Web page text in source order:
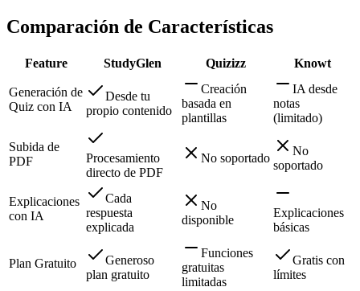
Comparación de Características
Feature StudyGlen Quizizz Knowt
Generación de
Quiz con IA
Desde tu
propio contenido
Creación
basada en
plantillas
IA desde
notas
(limitado)
Subida de
PDF
Procesamiento
directo de PDF
No soportado
No
soportado
Explicaciones
con IA
Cada
respuesta
explicada
No
disponible
Explicaciones
básicas
Plan Gratuito
Generoso
plan gratuito
Funciones
gratuitas
limitadas
Gratis con
límites